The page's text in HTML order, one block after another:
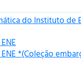
do Instituto de
*(Coleção